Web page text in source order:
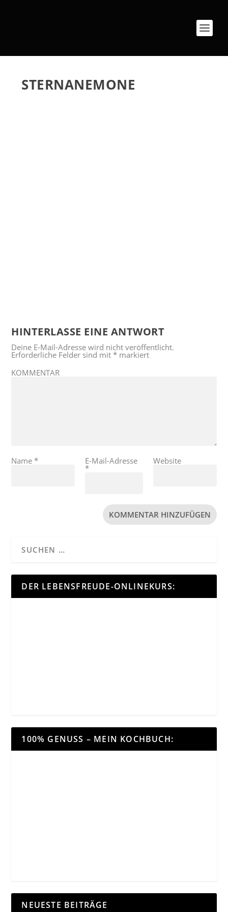
STERNANEMONE
HINTERLASSE EINE ANTWORT
Deine E-Mail-Adresse wird nicht veröffentlicht.
Erforderliche Felder sind mit* markiert
KOMMENTAR
Name* E-Mail-Adresse
*
Website
DER LEBENSFREUDE-ONLINEKURS:
100% GENUSS – MEIN KOCHBUCH:
NEUESTE BEITRÄGE